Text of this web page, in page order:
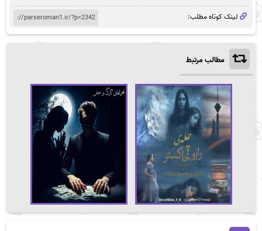
لینک کوتاه مطلب:
مطالب مرتبط